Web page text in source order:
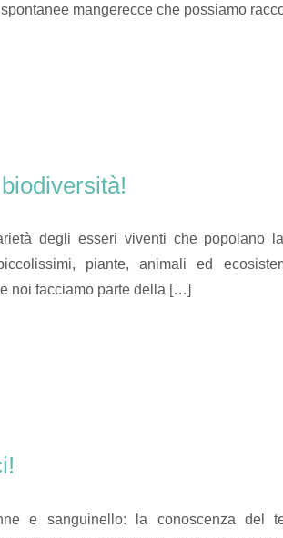
mangerecce che possiamo
degli esseri viventi che popolano
piante, animali ed
noi facciamo parte della […]
e sanguinello: la conoscenza del